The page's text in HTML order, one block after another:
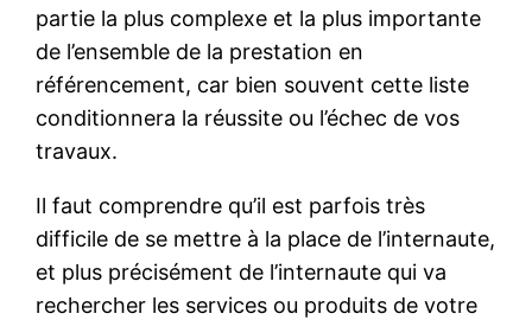
partie la plus complexe et la plus importante
de l’ensemble de la prestation en
référencement, car bien souvent cette liste
conditionnera la réussite ou l’échec de vos
travaux.
Il faut comprendre qu’il est parfois très
difficile de se mettre à la place de l’internaute,
et plus précisément de l’internaute qui va
rechercher les services ou produits de votre